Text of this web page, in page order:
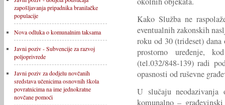
zapošljavanja pripadnika branilačke
populacije
Nova odluka o komunalnim taksama
Javni poziv - Subvencije za razvoj
poljoprivrede
Javni poziv za dodjelu novčanih
sredstava učenicima osnovnih škola
povratnicima na ime jednokratne
novčane pomoći
Kako Služba ne
eventualnih zakonskih
roku od 30 (trideset)
prostorno uređenje,
(tel.032/848-139) radi
opasnosti od ruševne
U slučaju neodazivanja
komunalno –